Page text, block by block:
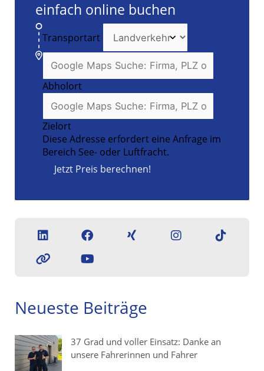
einfach online buchen
Transportart
Abholort
Zielort
Diese Adresse erfordert eine Anfrage im
Bereich See- oder Luftfracht.
Jetzt Preis berechnen!
Neueste Beiträge
37 Grad und voller Einsatz: Danke an
unsere Fahrerinnen und Fahrer